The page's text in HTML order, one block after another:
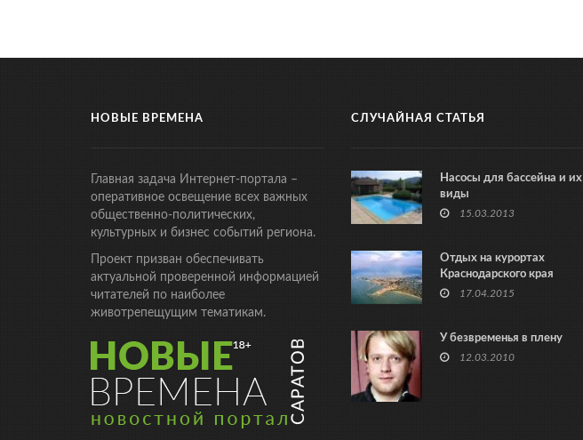
НОВЫЕ ВРЕМЕНА
Главная задача Интернет-портала –
оперативное освещение всех важных
общественно-политических,
культурных и бизнес событий региона.
Проект призван обеспечивать
актуальной проверенной информацией
читателей по наиболее
животрепещущим тематикам.
СЛУЧАЙНАЯ СТАТЬЯ
Насосы для бассейна и их
виды
15.03.2013
Отдых на курортах
Краснодарского края
17.04.2015
У безвременья в плену
12.03.2010